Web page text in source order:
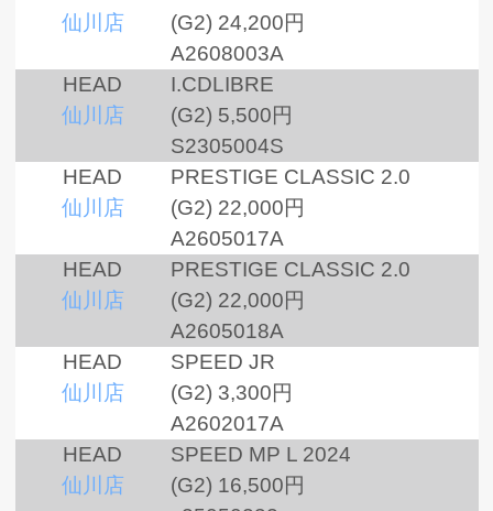
仙川店
(G2) 24,200円
A2608003A
HEAD
仙川店
I.CDLIBRE
(G2) 5,500円
S2305004S
HEAD
仙川店
PRESTIGE CLASSIC 2.0
(G2) 22,000円
A2605017A
HEAD
仙川店
PRESTIGE CLASSIC 2.0
(G2) 22,000円
A2605018A
HEAD
仙川店
SPEED JR
(G2) 3,300円
A2602017A
HEAD
仙川店
SPEED MP L 2024
(G2) 16,500円